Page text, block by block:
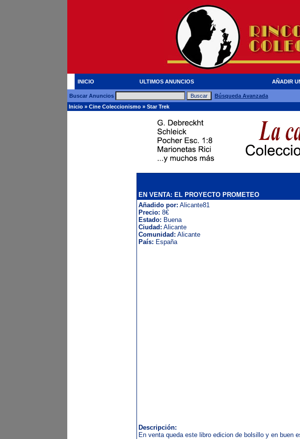
INICIO ULTIMOS ANUNCIOS AÑADIR
Buscar Anuncios
Búsqueda Avanzada
Inicio » Cine Coleccionismo » Star Trek
EN VENTA: EL PROYECTO PROMETEO
Añadido por: Alicante81
Precio: 8€
Estado: Buena
Ciudad: Alicante
Comunidad: Alicante
País: España
Descripción:
En venta queda este libro edicion de bolsillo y en buen